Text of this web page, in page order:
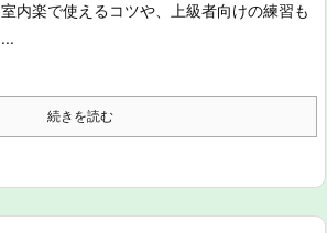
室内楽で使えるコツや、上級者向けの練習も
...
続きを読む